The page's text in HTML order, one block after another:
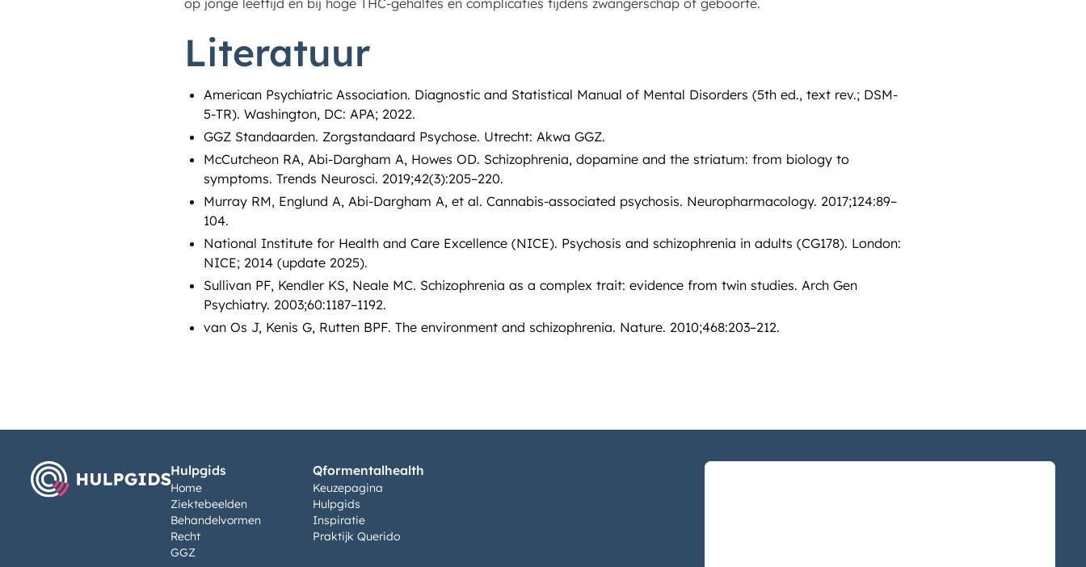
Literatuur
American Psychiatric Association. Diagnostic and Statistical Manual of Mental Disorders (5th ed., text rev.; DSM-
5-TR). Washington, DC: APA; 2022.
GGZ Standaarden. Zorgstandaard Psychose. Utrecht: Akwa GGZ.
McCutcheon RA, Abi-Dargham A, Howes OD. Schizophrenia, dopamine and the striatum: from biology to
symptoms. Trends Neurosci. 2019;42(3):205–220.
Murray RM, Englund A, Abi-Dargham A, et al. Cannabis-associated psychosis. Neuropharmacology. 2017;124:89–
104.
National Institute for Health and Care Excellence (NICE). Psychosis and schizophrenia in adults (CG178). London:
NICE; 2014 (update 2025).
Sullivan PF, Kendler KS, Neale MC. Schizophrenia as a complex trait: evidence from twin studies. Arch Gen
Psychiatry. 2003;60:1187–1192.
van Os J, Kenis G, Rutten BPF. The environment and schizophrenia. Nature. 2010;468:203–212.
Hulpgids
Home
Ziektebeelden
Behandelvormen
Recht
GGZ
Qformentalhealth
Keuzepagina
Hulpgids
Inspiratie
Praktijk Querido